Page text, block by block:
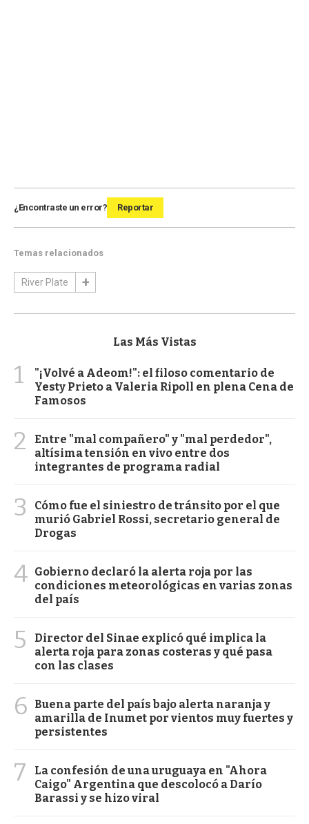
¿Encontraste un error? Reportar
Temas relacionados
River Plate
Las Más Vistas
1
"¡Volvé a Adeom!": el filoso comentario de
Yesty Prieto a Valeria Ripoll en plena Cena de
Famosos
2
Entre "mal compañero" y "mal perdedor",
altísima tensión en vivo entre dos
integrantes de programa radial
3
Cómo fue el siniestro de tránsito por el que
murió Gabriel Rossi, secretario general de
Drogas
4 Gobierno declaró la alerta roja por las
condiciones meteorológicas en varias zonas
del país
5
Director del Sinae explicó qué implica la
alerta roja para zonas costeras y qué pasa
con las clases
6
Buena parte del país bajo alerta naranja y
amarilla de Inumet por vientos muy fuertes y
persistentes
7
La confesión de una uruguaya en "Ahora
Caigo" Argentina que descolocó a Darío
Barassi y se hizo viral